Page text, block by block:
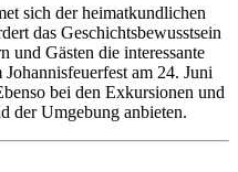
sich der heimatkundlichen
das Geschichtsbewusstsein
Gästen die interessante
am 24. Juni
bei den Exkursionen und
der Umgebung anbieten.